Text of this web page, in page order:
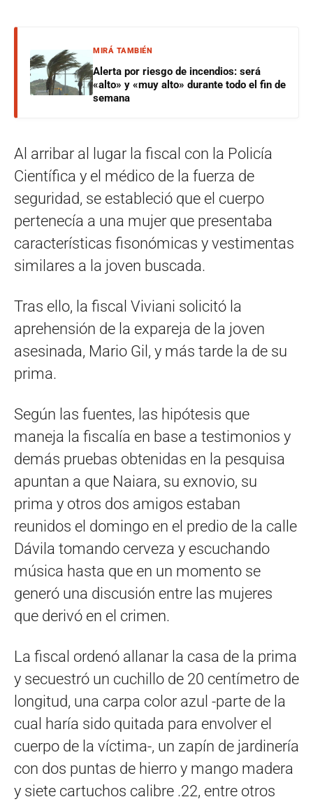
MIRÁ TAMBIÉN
Alerta por riesgo de incendios: será
«alto» y «muy alto» durante todo el fin de
semana
Al arribar al lugar la fiscal con la Policía
Científica y el médico de la fuerza de
seguridad, se estableció que el cuerpo
pertenecía a una mujer que presentaba
características fisonómicas y vestimentas
similares a la joven buscada.
Tras ello, la fiscal Viviani solicitó la
aprehensión de la expareja de la joven
asesinada, Mario Gil, y más tarde la de su
prima.
Según las fuentes, las hipótesis que
maneja la fiscalía en base a testimonios y
demás pruebas obtenidas en la pesquisa
apuntan a que Naiara, su exnovio, su
prima y otros dos amigos estaban
reunidos el domingo en el predio de la calle
Dávila tomando cerveza y escuchando
música hasta que en un momento se
generó una discusión entre las mujeres
que derivó en el crimen.
La fiscal ordenó allanar la casa de la prima
y secuestró un cuchillo de 20 centímetro de
longitud, una carpa color azul -parte de la
cual haría sido quitada para envolver el
cuerpo de la víctima-, un zapín de jardinería
con dos puntas de hierro y mango madera
y siete cartuchos calibre .22, entre otros